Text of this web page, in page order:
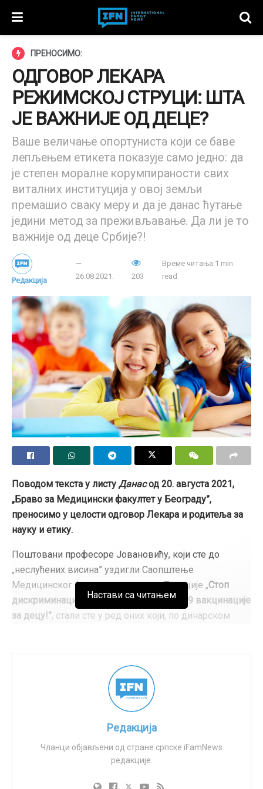
ПРЕНОСИМО:
ОДГОВОР ЛЕКАРА
РЕЖИМСКОЈ СТРУЦИ: ШТА
ЈЕ ВАЖНИЈЕ ОД ДЕЦЕ?
Ваше величање опортуниста који се баве
лепљењем етикета показује само једно: да
је степен моралне корумпираности свих
виталних институција у овој земљи
премашио сваку меру и да је данас ћутање
једини метод за преживљавање. Да ли је то
важније од деце Србије?!
Редакција 26.08.2021. 203
Време читања:1 min
read
Поводом текста у листу Данасод 20. августа 2021,
„Браво за Медицински факултет у Београду”,
преносимо у целости одговор Лекара и родитеља за
науку и етику.
Поштовани професоре Јовановићу, који сте до
„неслућених висина” уздигли Саопштење
Медицинског факултета поводом Петиције „Стоп
дискриминацији и принуди око Ковид 19 вакцинације
за децу!”, стали сте у ред оних који, по динарском
својеврсном одом части и, што да не, радости. Могли
бисте, као у оно доба које се многима у Србији
привиђа као златно, и да запевате: „Ко друкчије каже,
тај клевеће и лаже, и нашу ће осетит’ пест”.
Када смо покренули ову петицију, једини наш интерес
био је безбедност и здравље деце, нараштаја који су
Настави са читањем
Редакција
Чланци објављени од стране српске iFamNews
редакције.